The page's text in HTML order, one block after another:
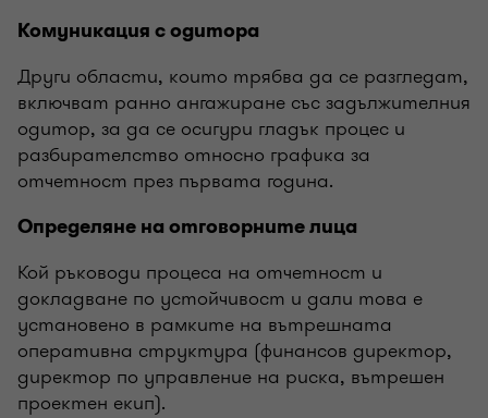
Комуникация с одитора
Други области, които трябва да се разгледат,
включват ранно ангажиране със задължителния
одитор, за да се осигури гладък процес и
разбирателство относно графика за
отчетност през първата година.
Определяне на отговорните лица
Кой ръководи процеса на отчетност и
докладване по устойчивост и дали това е
установено в рамките на вътрешната
оперативна структура (финансов директор,
директор по управление на риска, вътрешен
проектен екип).